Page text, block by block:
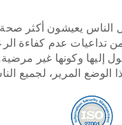
يعيشون أكثر صحة
تداعيات عدم كفاءة
إليها وكونها غير
المرير، لجميع